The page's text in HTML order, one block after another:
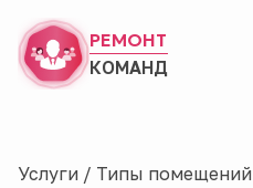
РЕМОНТ
КОМАНД
Услуги / Типы помещений